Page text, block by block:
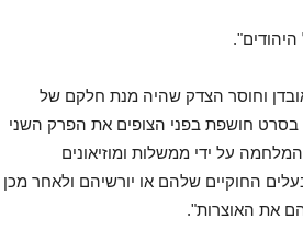
וחוסר הצדק שהיה מנת חלקם של
לאודר. "הצפייה בסרט חושפת בפני הצופים את הפרק השני
על ידי ממשלות ומוזיאונים
החוקיים שלהם או יורשיהם ולאחר מכן
את האוצרות".